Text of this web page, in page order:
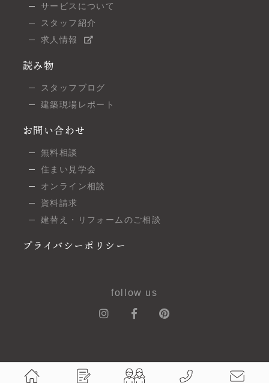
サービスについて
スタッフ紹介
求人情報
読み物
スタッフブログ
建築現場レポート
お問い合わせ
無料相談
住まい見学会
オンライン相談
資料請求
建替え・リフォームのご相談
プライバシーポリシー
follow us